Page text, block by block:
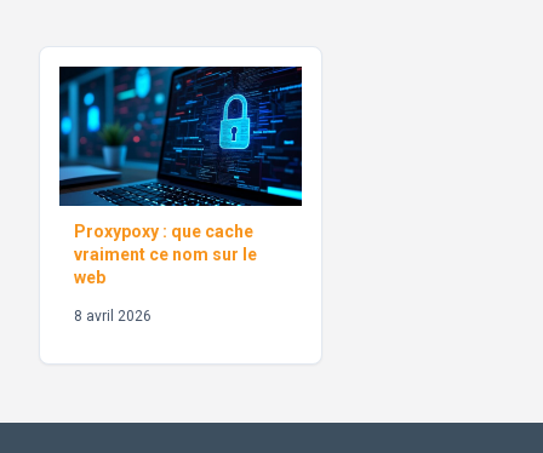
Proxypoxy : que cache
vraiment ce nom sur le
web
8 avril 2026